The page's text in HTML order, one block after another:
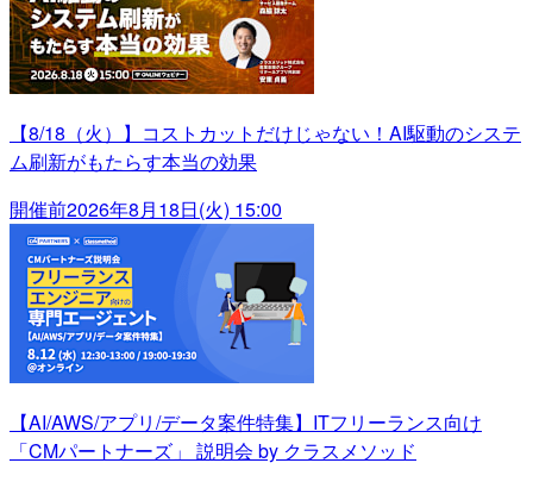
【8/18（火）】コストカットだけじゃない！AI駆動のシステ
ム刷新がもたらす本当の効果
開催前2026年8月18日(火) 15:00
【AI/AWS/アプリ/データ案件特集】ITフリーランス向け
「CMパートナーズ」 説明会 by クラスメソッド